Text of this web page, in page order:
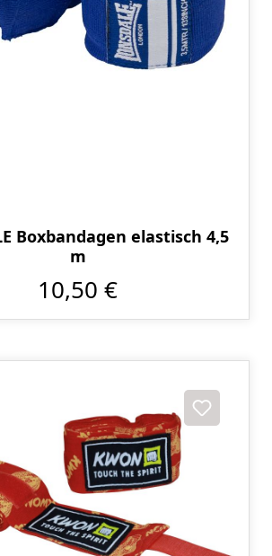
Boxbandagen elastisch 4,5
m
10,50 €